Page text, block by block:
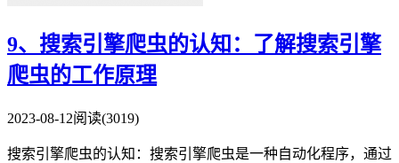
9、搜索引擎爬虫的认知：了解搜索引擎
爬虫的工作原理
2023-08-12阅读(3019)
搜索引擎爬虫的认知：搜索引擎爬虫是一种自动化程序，通过